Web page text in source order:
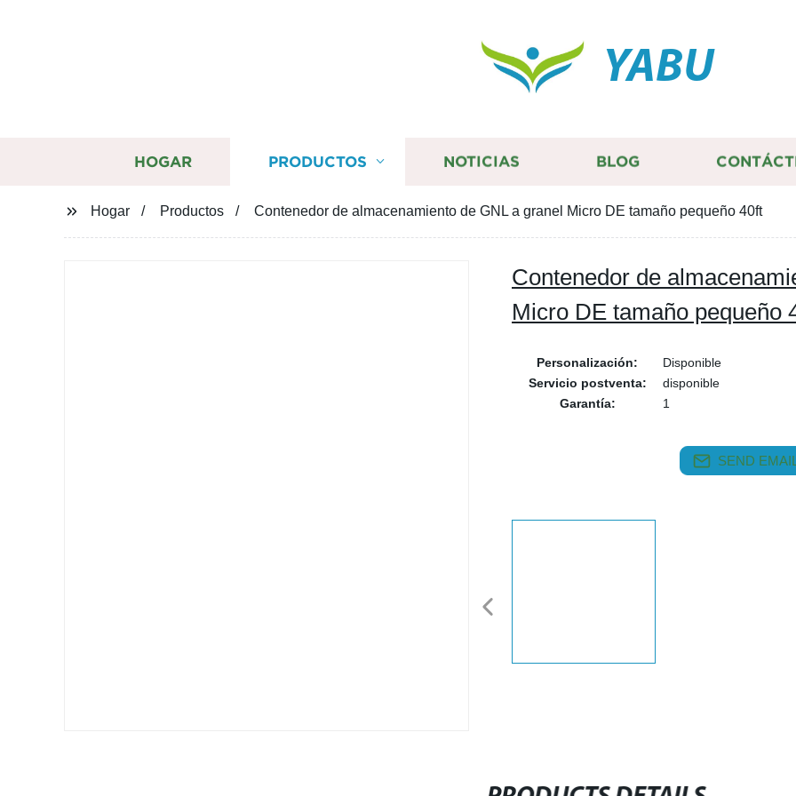
YABU
HOGAR PRODUCTOS NOTICIAS BLOG
Hogar Productos Contenedor de almacenamiento de GNL a granel Micro DE tamaño pequeño 40ft
Contenedor de
Micro DE tamaño pequeño
Personalización:
Disponible
Servicio postventa:
disponible
Garantía:
1
SEND